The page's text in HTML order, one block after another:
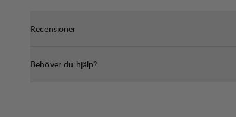
Recensioner
Behöver du hjälp?